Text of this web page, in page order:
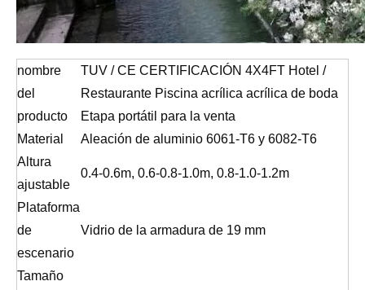
nombre
del
producto
TUV / CE CERTIFICACIÓN 4X4FT Hotel /
Restaurante Piscina acrílica acrílica de boda
Etapa portátil para la venta
Material
Aleación de aluminio 6061-T6 y 6082-T6
Altura
ajustable
0.4-0.6m, 0.6-0.8-1.0m, 0.8-1.0-1.2m
Plataforma
de
escenario
Vidrio de la armadura de 19 mm
Tamaño